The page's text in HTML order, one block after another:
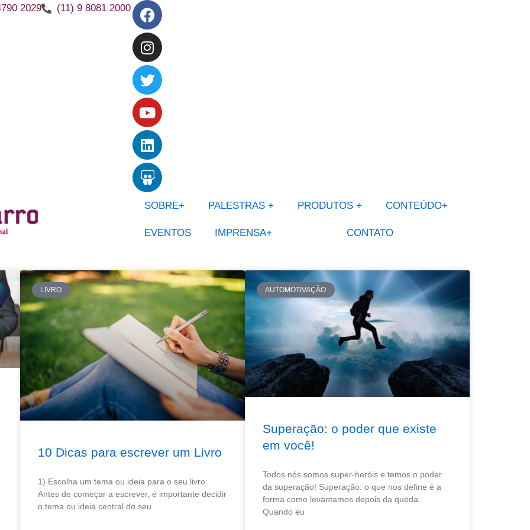
2029 (11) 9 8081 2000 Facebook
Instagram
Twitter
Youtube
Linkedin
Slideshare
SOBRE+ PALESTRAS + PRODUTOS + CONTEÚDO+
EVENTOS IMPRENSA+ CONTATO
LIVRO
10 Dicas para escrever um Livro
1) Escolha um tema ou ideia para o seu livro:
Antes de começar a escrever, é importante decidir
o tema ou ideia central do seu
AUTOMOTIVAÇÃO
Superação: o poder que existe
em você!
Todos nós somos super-heróis e temos o poder
da superação! Superação: o que nos define é a
forma como levantamos depois da queda.
Quando eu
á
g
i
n
a
P
g
i
P
á
g
a
P
á
i
n
a